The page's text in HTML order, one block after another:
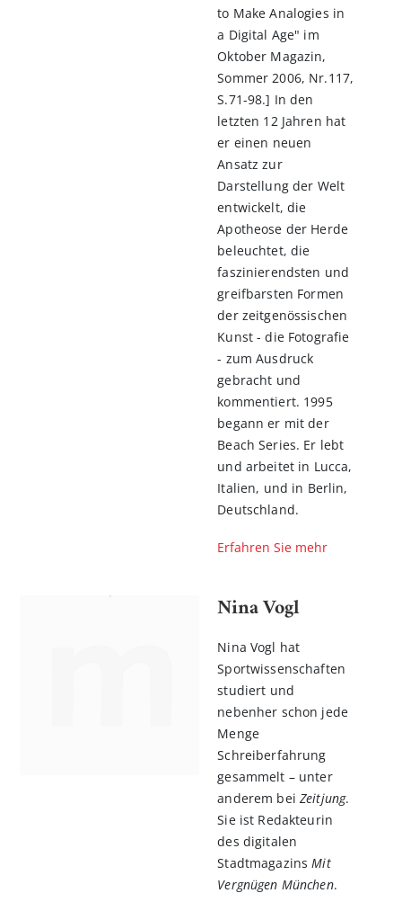
to Make Analogies in
a Digital Age" im
Oktober Magazin,
Sommer 2006, Nr.117,
S.71-98.] In den
letzten 12 Jahren hat
er einen neuen
Ansatz zur
Darstellung der Welt
entwickelt, die
Apotheose der Herde
beleuchtet, die
faszinierendsten und
greifbarsten Formen
der zeitgenössischen
Kunst - die Fotografie
- zum Ausdruck
gebracht und
kommentiert. 1995
begann er mit der
Beach Series. Er lebt
und arbeitet in Lucca,
Italien, und in Berlin,
Deutschland.
Erfahren Sie mehr
Nina Vogl
Nina Vogl hat
Sportwissenschaften
studiert und
nebenher schon jede
Menge
Schreiberfahrung
gesammelt – unter
anderem bei Zeitjung.
Sie ist Redakteurin
des digitalen
StadtmagazinsMit
Vergnügen München.